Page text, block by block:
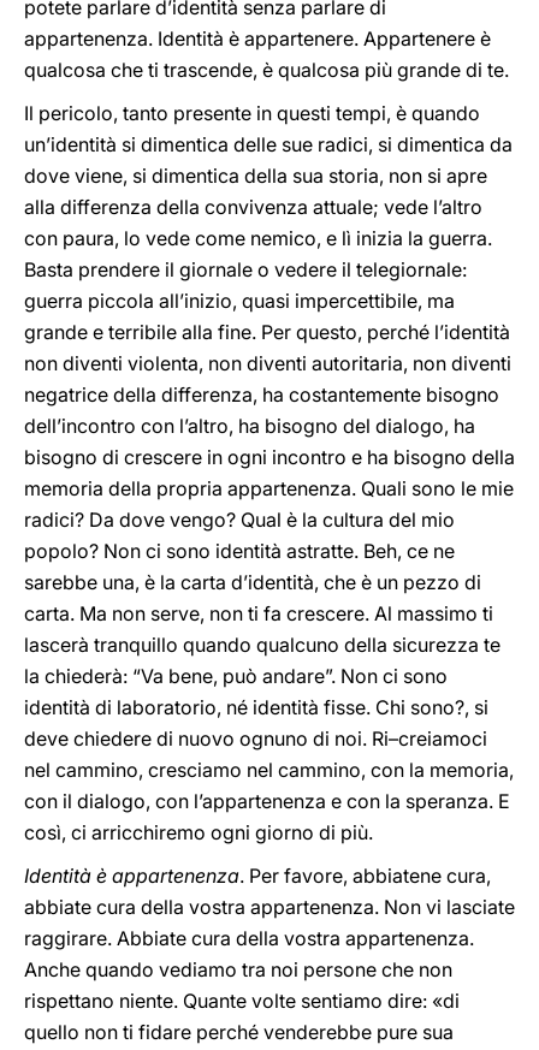
potete parlare d’identità senza parlare di
appartenenza. Identità è appartenere. Appartenere è
qualcosa che ti trascende, è qualcosa più grande di te.
Il pericolo, tanto presente in questi tempi, è quando
un’identità si dimentica delle sue radici, si dimentica da
dove viene, si dimentica della sua storia, non si apre
alla differenza della convivenza attuale; vede l’altro
con paura, lo vede come nemico, e lì inizia la guerra.
Basta prendere il giornale o vedere il telegiornale:
guerra piccola all’inizio, quasi impercettibile, ma
grande e terribile alla fine. Per questo, perché l’identità
non diventi violenta, non diventi autoritaria, non diventi
negatrice della differenza, ha costantemente bisogno
dell’incontro con l’altro, ha bisogno del dialogo, ha
bisogno di crescere in ogni incontro e ha bisogno della
memoria della propria appartenenza. Quali sono le mie
radici? Da dove vengo? Qual è la cultura del mio
popolo? Non ci sono identità astratte. Beh, ce ne
sarebbe una, è la carta d’identità, che è un pezzo di
carta. Ma non serve, non ti fa crescere. Al massimo ti
lascerà tranquillo quando qualcuno della sicurezza te
la chiederà: “Va bene, può andare”. Non ci sono
identità di laboratorio, né identità fisse. Chi sono?, si
deve chiedere di nuovo ognuno di noi. Ri–creiamoci
nel cammino, cresciamo nel cammino, con la memoria,
con il dialogo, con l’appartenenza e con la speranza. E
così, ci arricchiremo ogni giorno di più.
Identità è appartenenza. Per favore, abbiatene cura,
abbiate cura della vostra appartenenza. Non vi lasciate
raggirare. Abbiate cura della vostra appartenenza.
Anche quando vediamo tra noi persone che non
rispettano niente. Quante volte sentiamo dire: «di
quello non ti fidare perché venderebbe pure sua